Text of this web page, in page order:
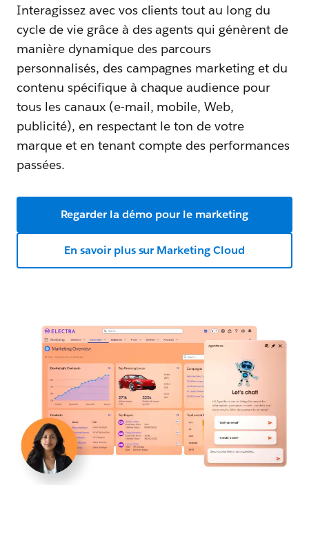
Interagissez avec vos clients tout au long du
cycle de vie grâce à des agents qui génèrent de
manière dynamique des parcours
personnalisés, des campagnes marketing et du
contenu spécifique à chaque audience pour
tous les canaux (e-mail, mobile, Web,
publicité), en respectant le ton de votre
marque et en tenant compte des performances
passées.
Regarder la démo pour le marketing
En savoir plus sur Marketing Cloud